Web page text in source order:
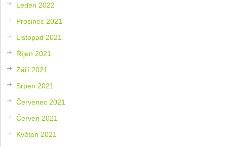
Leden 2022
Prosinec 2021
Listopad 2021
Říjen 2021
Září 2021
Srpen 2021
Červenec 2021
Červen 2021
Květen 2021